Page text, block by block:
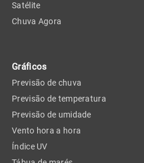
Satélite
Chuva Agora
Gráficos
Previsão de chuva
Previsão de temperatura
Previsão de umidade
Vento hora a hora
Índice UV